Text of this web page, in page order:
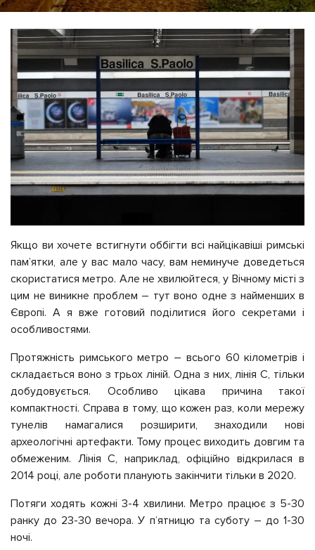
Якщо ви хочете встигнути оббігти всі найцікавіші римські
пам’ятки, але у вас мало часу, вам неминуче доведеться
скористатися метро. Але не хвилюйтеся, у Вічному місті з
цим не виникне проблем – тут воно одне з найменших в
Європі. А я вже готовий поділитися його секретами і
особливостями.
Протяжність римського метро – всього 60 кілометрів і
складається воно з трьох ліній. Одна з них, лінія С, тільки
добудовується. Особливо цікава причина такої
компактності. Справа в тому, що кожен раз, коли мережу
тунелів намагалися розширити, знаходили нові
археологічні артефакти. Тому процес виходить довгим та
обмеженим. Лінія С, наприклад, офіційно відкрилася в
2014 році, але роботи планують закінчити тільки в 2020.
Потяги ходять кожні 3-4 хвилини. Метро працює з 5-30
ранку до 23-30 вечора. У п’ятницю та суботу – до 1-30
ночі.